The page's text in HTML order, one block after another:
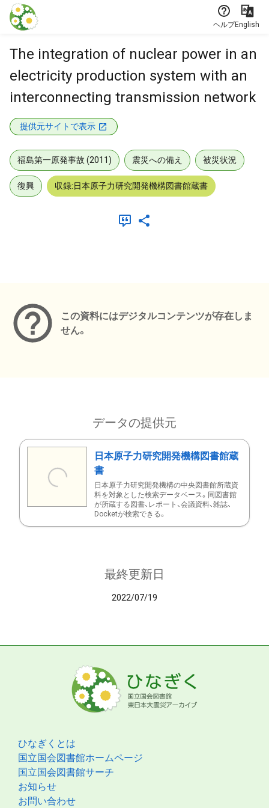
本文に飛ぶ
ヘルプEnglish
The integration of nuclear power in an
electricity production system with an
interconnecting transmission network
提供元サイトで表示
福島第一原発事故 (2011) 震災への備え 被災状況
復興 収録:日本原子力研究開発機構図書館蔵書
この資料にはデジタルコンテンツが存在しま
せん。
データの提供元
日本原子力研究開発機構図書館蔵
書
日本原子力研究開発機構の中央図書館所蔵資
料を対象とした検索データベース。同図書館
が所蔵する図書、レポート、会議資料、雑誌、
Docketが検索できる。
最終更新日
2022/07/19
ひなぎくとは
国立国会図書館ホームページ
国立国会図書館サーチ
お知らせ
お問い合わせ